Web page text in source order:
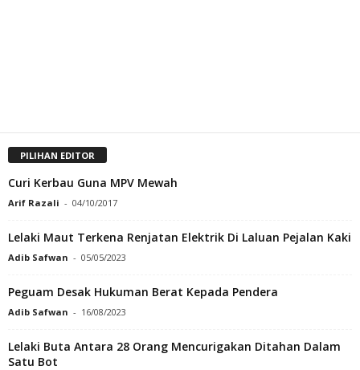
PILIHAN EDITOR
Curi Kerbau Guna MPV Mewah
Arif Razali - 04/10/2017
Lelaki Maut Terkena Renjatan Elektrik Di Laluan Pejalan Kaki
Adib Safwan - 05/05/2023
Peguam Desak Hukuman Berat Kepada Pendera
Adib Safwan - 16/08/2023
Lelaki Buta Antara 28 Orang Mencurigakan Ditahan Dalam
Satu Bot